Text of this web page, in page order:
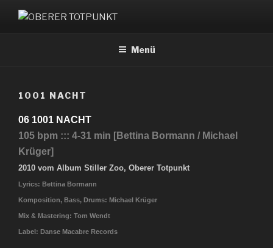
Inhalt
springenOBERER TOTPUNKT
Menü
1001 NACHT
06 1001 NACHT
105 bpm ::: 4-31 min [Bettina Bormann / Michael
Krüger]
2010 vom Album Stiller Zoo, Oberer Totpunkt
Lyrics: Bettina Bormann
Komposition, Bass, Drums: Michael Krüger
Mix & Mastering: Tom Wendt
Label: Danse Macabre Records